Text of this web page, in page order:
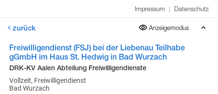
Impressum | Datenschutz
zurück Anzeigemodus
Freiwilligendienst (FSJ) bei der Liebenau Teilhabe
gGmbH im Haus St. Hedwig in Bad Wurzach
DRK-KV Aalen Abteilung Freiwilligendienste
Vollzeit, Freiwilligendienst
Bad Wurzach